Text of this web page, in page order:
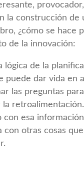
la construcción de
¿cómo se hace
de la innovación:
lógica de la
puede dar vida en
las preguntas
la
con esa
con otras cosas